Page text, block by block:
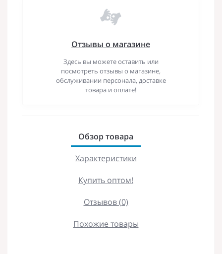
Отзывы о магазине
Здесь вы можете оставить или
посмотреть отзывы о магазине,
обслуживании персонала, доставке
товара и оплате!
Обзор товара
Характеристики
Купить оптом!
Отзывов (0)
Похожие товары